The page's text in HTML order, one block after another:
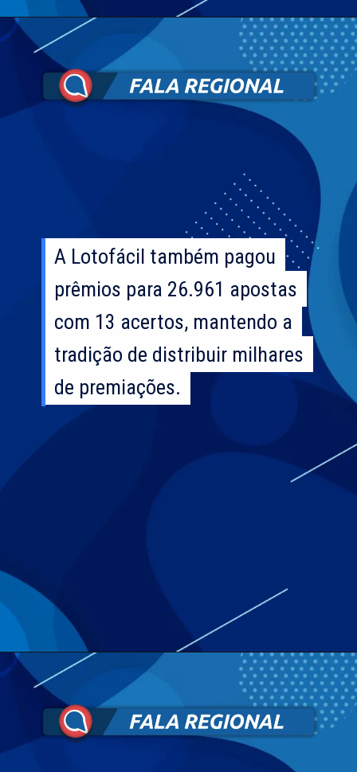
A Lotofácil também pagou
prêmios para 26.961 apostas
com 13 acertos, mantendo a
tradição de distribuir milhares
de premiações.
A Lotofácil também pagou
prêmios para 26.961 apostas
com 13 acertos, mantendo a
tradição de distribuir milhares
de premiações.